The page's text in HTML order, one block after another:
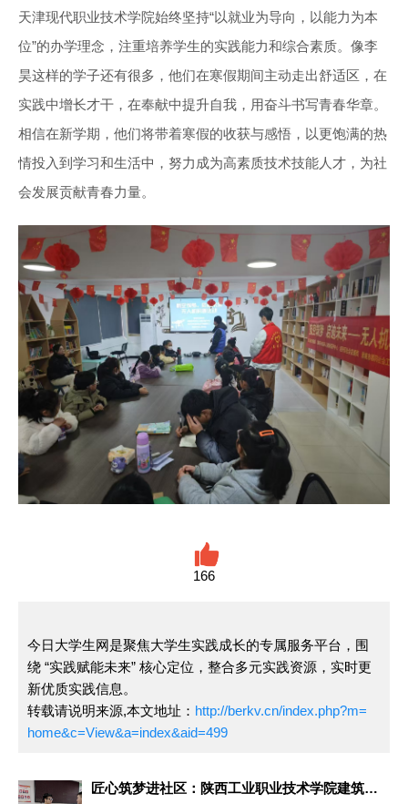
天津现代职业技术学院始终坚持“以就业为导向，以能力为本
位”的办学理念，注重培养学生的实践能力和综合素质。像李
昊这样的学子还有很多，他们在寒假期间主动走出舒适区，在
实践中增长才干，在奉献中提升自我，用奋斗书写青春华章。
相信在新学期，他们将带着寒假的收获与感悟，以更饱满的热
情投入到学习和生活中，努力成为高素质技术技能人才，为社
会发展贡献青春力量。
166
今日大学生网是聚焦大学生实践成长的专属服务平台，围
绕 “实践赋能未来” 核心定位，整合多元实践资源，实时更
新优质实践信息。
转载请说明来源,本文地址： http://berkv.cn/index.php?m=
home&c=View&a=index&aid=499
匠心筑梦进社区：陕西工业职业技术学院建筑学子为老旧小区改造注